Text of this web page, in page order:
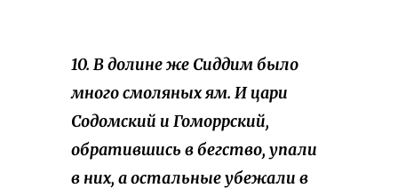
10. В долине же Сиддим было
много смоляных ям. И цари
Содомский и Гоморрский,
обратившись в бегство, упали
в них, а остальные убежали в